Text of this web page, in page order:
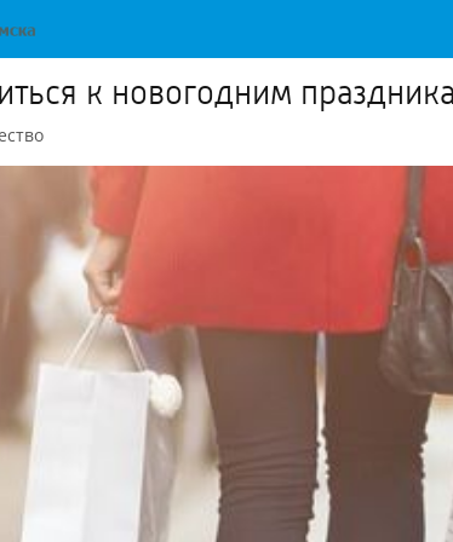
к новогодним